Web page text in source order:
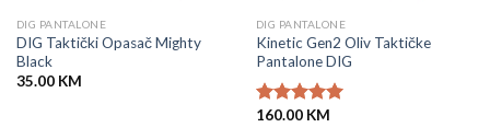
DIG PANTALONE
DIG Taktički Opasač Mighty
Black
35.00 KM
DIG PANTALONE
Kinetic Gen2 Oliv Taktičke
Pantalone DIG
Ocjenjeno
160.00 KM